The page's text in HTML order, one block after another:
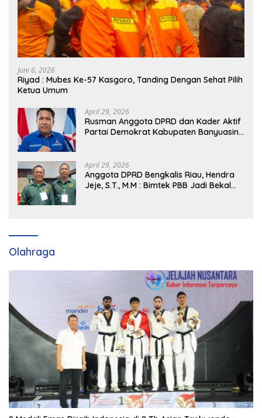
Juni 6, 2026
Riyad : Mubes Ke-57 Kasgoro, Tanding Dengan Sehat Pilih
Ketua Umum
April 29, 2026
Rusman Anggota DPRD dan Kader Aktif
Partai Demokrat Kabupaten Banyuasin
April 29, 2026
Anggota DPRD Bengkalis Riau, Hendra
Jeje, S.T., M.M : Bimtek PBB Jadi Bekal
Olahraga